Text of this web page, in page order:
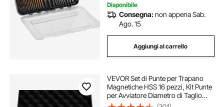
Disponibile
Consegna:non appena Sab.
Ago. 15
Aggiungi al carrello
VEVOR Set di Punte per Trapano
Magnetiche HSS 16 pezzi, Kit Punte
per Avviatore Diametro di Taglio
11,11-34,92 mm, 14 Punte per